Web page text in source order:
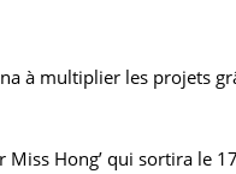
à multiplier les projets
Miss Hong’ qui sortira le